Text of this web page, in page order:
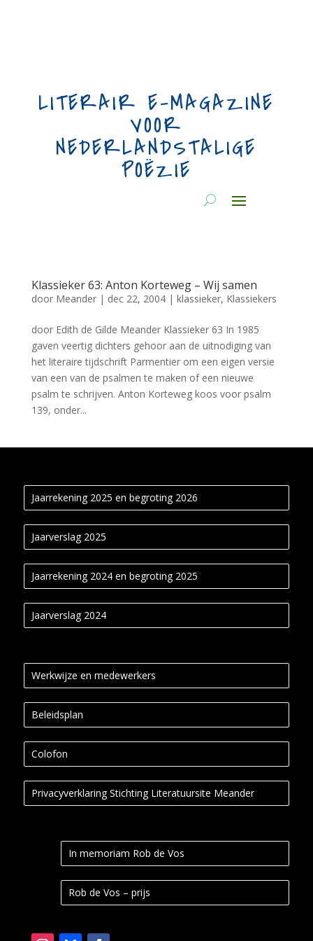
LITERAIR E-MAGAZINE
VOOR
NEDERLANDSTALIGE
POËZIE
Klassieker 63: Anton Korteweg – Wij samen
door Meander| dec 22, 2004| klassieker, Klassiekers
door Edith de Gilde Meander Klassieker 63 In 1985
gaven veertig dichters gehoor aan de uitnodiging van
het literaire tijdschrift Parmentier om een eigen versie
van een van de psalmen te maken of een nieuwe
psalm te schrijven. Anton Korteweg koos voor psalm
139, onder...
Jaarrekening 2025 en begroting 2026
Jaarverslag 2025
Jaarrekening 2024 en begroting 2025
Jaarverslag 2024
Werkwijze en medewerkers
Beleidsplan
Colofon
Privacyverklaring Stichting Literatuursite Meander
In memoriam Rob de Vos
Rob de Vos – prijs